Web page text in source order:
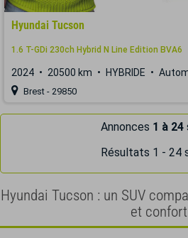
Hyundai Tucson
1.6 T-GDi 230ch Hybrid N Line Edition BVA6
2024 20500 km HYBRIDE
Brest - 29850
Annonces 1 à 24
Résultats 1 - 24
Hyundai Tucson : un SUV
et confort